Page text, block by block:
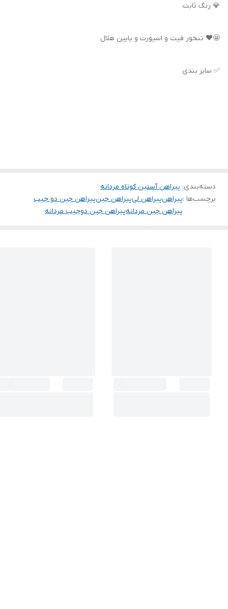
💎 رنگ ثابت
🤩♥️ تنخور فیت و اسپورت و پایین هلال
✅ سایز بندی
دسته‌بندی: پیراهن آستین کوتاه مردانه
برچسب‌ها :پیراهنپیراهن لیپیراهن جینپیراهن جین دو جیب
پیراهن جین مردانهپیراهن جین دوجیب مردانه